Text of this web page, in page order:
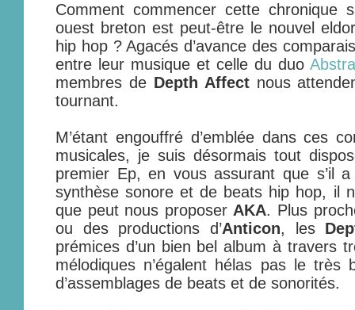
Comment commencer cette chronique
ouest breton est peut-être le nouvel
hip hop ? Agacés d’avance des
entre leur musique et celle du duo
membres de Depth Affectnous
tournant.
M’étant engouffré d’emblée dans ces
musicales, je suis désormais tout
premier Ep, en vous assurant que s’il
synthèse sonore et de beats hip hop, il
que peut nous proposer AKA. Plus
ou des productions d’Anticon, les
prémices d’un bien bel album à travers
mélodiques n’égalent hélas pas le très
d’assemblages de beats et de sonorités.